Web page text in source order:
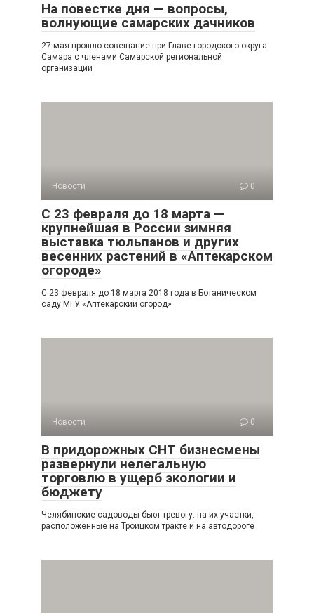
На повестке дня — вопросы,
волнующие самарских дачников
27 мая прошло совещание при Главе городского округа
Самара с членами Самарской региональной
организации
Новости 0
С 23 февраля до 18 марта —
крупнейшая в России зимняя
выставка тюльпанов и других
весенних растений в «Аптекарском
огороде»
С 23 февраля до 18 марта 2018 года в Ботаническом
саду МГУ «Аптекарский огород»
Новости 0
В придорожных СНТ бизнесмены
развернули нелегальную
торговлю в ущерб экологии и
бюджету
Челябинские садоводы бьют тревогу: на их участки,
расположенные на Троицком тракте и на автодороге